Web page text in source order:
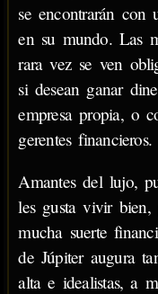
se encontrarán con
en su mundo. Las
rara vez se ven
si desean ganar
empresa propia, o
gerentes financieros.
Amantes del lujo,
les gusta vivir bien,
mucha suerte
de Júpiter augura
alta e idealistas, a